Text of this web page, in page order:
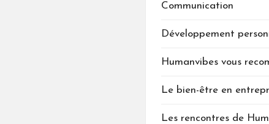
Communication
Développement
Humanvibes vous
Le bien-être en
Les rencontres de